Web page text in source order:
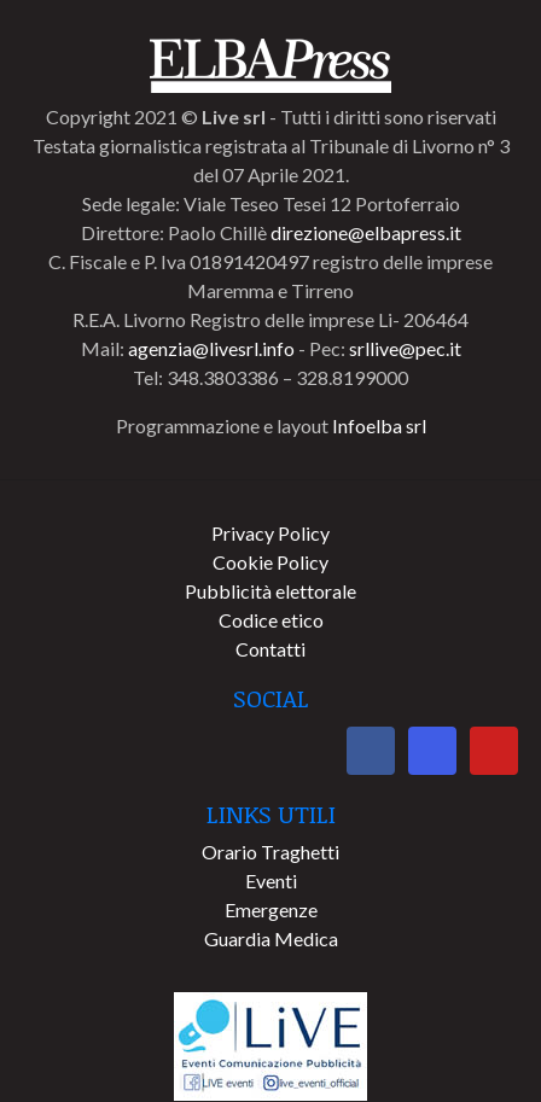
Copyright 2021 © Live srl - Tutti i diritti sono riservati
Testata giornalistica registrata al Tribunale di Livorno n° 3
del 07 Aprile 2021.
Sede legale: Viale Teseo Tesei 12 Portoferraio
Direttore: Paolo Chillèdirezione@elbapress.it
C. Fiscale e P. Iva 01891420497 registro delle imprese
Maremma e Tirreno
R.E.A. Livorno Registro delle imprese Li- 206464
Mail: agenzia@livesrl.info - Pec: srllive@pec.it
Tel: 348.3803386 – 328.8199000
Programmazione e layout Infoelba srl
Privacy Policy
Cookie Policy
Pubblicità elettorale
Codice etico
Contatti
SOCIAL
LINKS UTILI
Orario Traghetti
Eventi
Emergenze
Guardia Medica